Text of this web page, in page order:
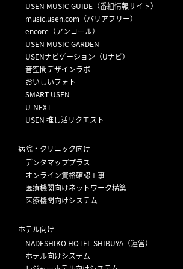
USEN MUSIC GUIDE（番組情報サイト）
music.usen.com（バリアフリー）
encore（アンコール）
USEN MUSIC GARDEN
USENナビゲーション（Uナビ）
音空間デザインラボ
おいしいフォト
SMART USEN
U-NEXT
USEN 推し活リクエスト
病院・クリニック向け
デンタマッププラス
オンライン資格確認工事
医療機関向けネットワーク構築
医療機関向けシステム
ホテル向け
NADESHIKO HOTEL SHIBUYA（運営）
ホテル向けシステム